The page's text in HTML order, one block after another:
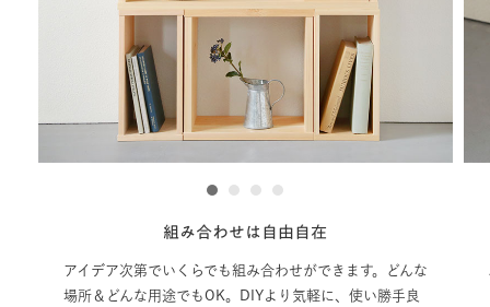
組み合わせは自由自在
アイデア次第でいくらでも組み合わせができます。どんな
場所＆どんな用途でもOK。DIYより気軽に、使い勝手良
1 2 3 4